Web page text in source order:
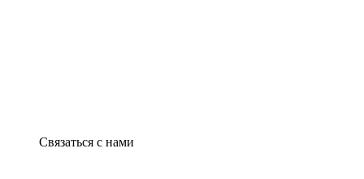
Связаться с нами